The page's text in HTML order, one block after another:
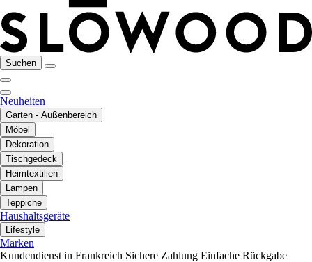
Suchen
Neuheiten
Garten - Außenbereich
Möbel
Dekoration
Tischgedeck
Heimtextilien
Lampen
Teppiche
Haushaltsgeräte
Lifestyle
Marken
Kundendienst in Frankreich Sichere Zahlung Einfache Rückgabe